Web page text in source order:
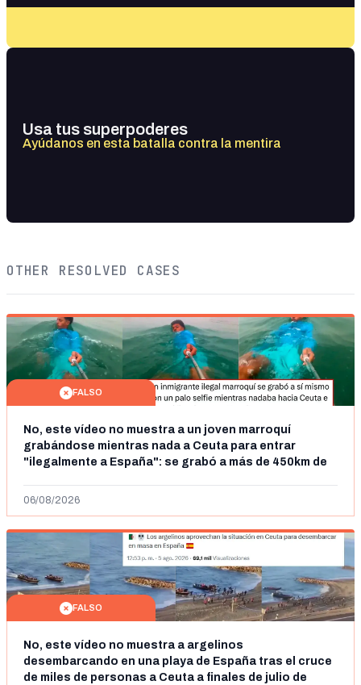
Usa tus superpoderes
Ayúdanos en esta batalla contra la mentira
OTHER RESOLVED CASES
FALSO
No, este vídeo no muestra a un joven marroquí
grabándose mientras nada a Ceuta para entrar
"ilegalmente a España": se grabó a más de 450km de
06/08/2026
FALSO
No, este vídeo no muestra a argelinos
desembarcando en una playa de España tras el cruce
de miles de personas a Ceuta a finales de julio de